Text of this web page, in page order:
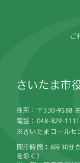
ご
さいたま市
住所：〒330-9588
電話：048-829-1111
※さいたまコールセ
開庁時間：8時30分
を除く）